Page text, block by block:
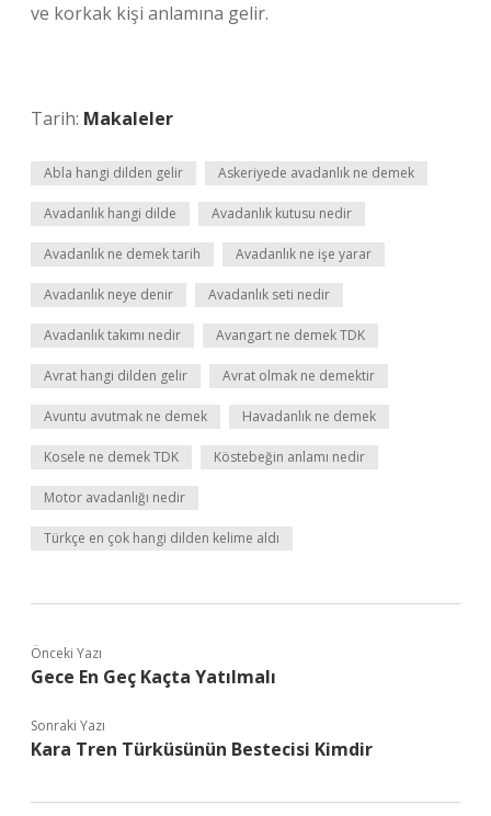
ve korkak kişi anlamına gelir.
Tarih: Makaleler
Abla hangi dilden gelir Askeriyede avadanlık ne demek
Avadanlık hangi dilde Avadanlık kutusu nedir
Avadanlık ne demek tarih Avadanlık ne işe yarar
Avadanlık neye denir Avadanlık seti nedir
Avadanlık takımı nedir Avangart ne demek TDK
Avrat hangi dilden gelir Avrat olmak ne demektir
Avuntu avutmak ne demek Havadanlık ne demek
Kosele ne demek TDK Köstebeğin anlamı nedir
Motor avadanlığı nedir
Türkçe en çok hangi dilden kelime aldı
Önceki Yazı
Gece En Geç Kaçta Yatılmalı
Sonraki Yazı
Kara Tren Türküsünün Bestecisi Kimdir